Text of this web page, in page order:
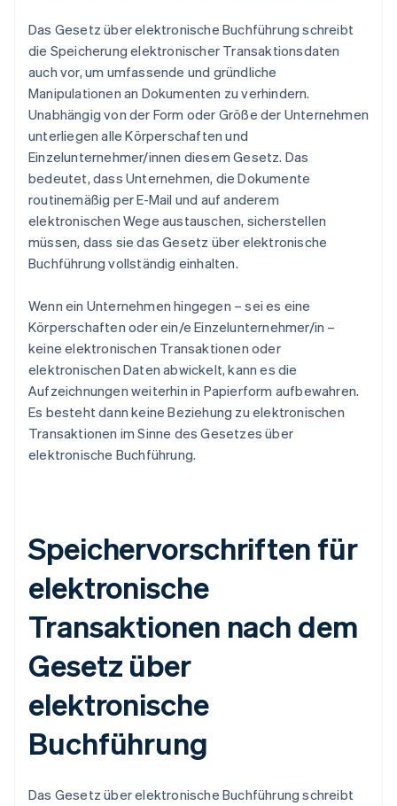
Das Gesetz über elektronische Buchführung schreibt
die Speicherung elektronischer Transaktionsdaten
auch vor, um umfassende und gründliche
Manipulationen an Dokumenten zu verhindern.
Unabhängig von der Form oder Größe der Unternehmen
unterliegen alle Körperschaften und
Einzelunternehmer/innen diesem Gesetz. Das
bedeutet, dass Unternehmen, die Dokumente
routinemäßig per E-Mail und auf anderem
elektronischen Wege austauschen, sicherstellen
müssen, dass sie das Gesetz über elektronische
Buchführung vollständig einhalten.
Wenn ein Unternehmen hingegen – sei es eine
Körperschaften oder ein/e Einzelunternehmer/in –
keine elektronischen Transaktionen oder
elektronischen Daten abwickelt, kann es die
Aufzeichnungen weiterhin in Papierform aufbewahren.
Es besteht dann keine Beziehung zu elektronischen
Transaktionen im Sinne des Gesetzes über
elektronische Buchführung.
Speichervorschriften für
elektronische
Transaktionen nach dem
Gesetz über
elektronische
Buchführung
Das Gesetz über elektronische Buchführung schreibt